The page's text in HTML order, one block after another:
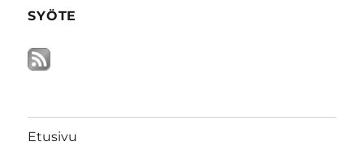
SYÖTE
Etusivu